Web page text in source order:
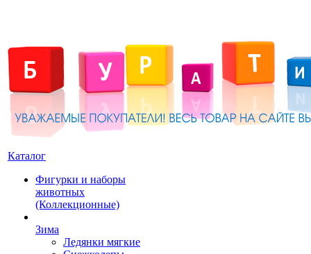
Каталог
Фигурки и наборы
животных
(Коллекционные)
Зима
Ледянки мягкие